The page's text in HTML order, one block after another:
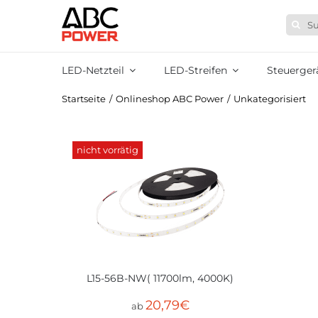
Suche
nach:
LED-Netzteil LED-Streifen
Startseite / Onlineshop ABC Power / Unkategorisiert
nicht vorrätig
L15-56B-NW( 11700lm, 4000K)
ab20,79€